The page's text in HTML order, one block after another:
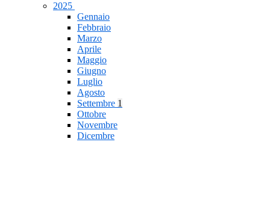
2025
Gennaio
Febbraio
Marzo
Aprile
Maggio
Giugno
Luglio
Agosto
Settembre 1
Ottobre
Novembre
Dicembre